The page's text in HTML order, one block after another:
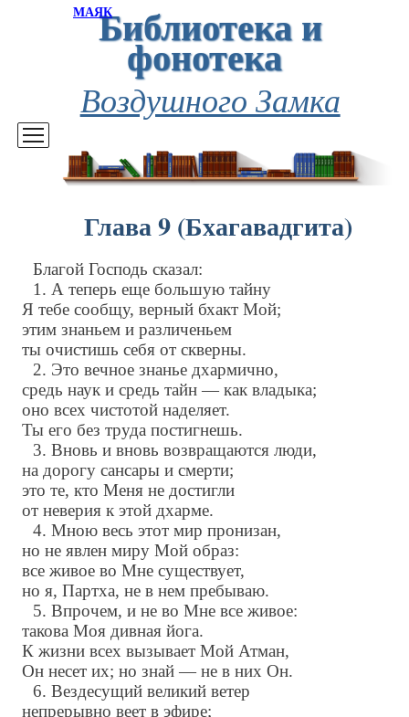
МАЯКБиблиотека и
фонотека
Воздушного Замка
Глава 9 (Бхагавадгита)
Благой Господь сказал:
1. А теперь еще большую тайну
Я тебе сообщу, верный бхакт Мой;
этим знаньем и различеньем
ты очистишь себя от скверны.
2. Это вечное знанье дхармично,
средь наук и средь тайн — как владыка;
оно всех чистотой наделяет.
Ты его без труда постигнешь.
3. Вновь и вновь возвращаются люди,
на дорогу сансары и смерти;
это те, кто Меня не достигли
от неверия к этой дхарме.
4. Мною весь этот мир пронизан,
но не явлен миру Мой образ:
все живое во Мне существует,
но я, Партха, не в нем пребываю.
5. Впрочем, и не во Мне все живое:
такова Моя дивная йога.
К жизни всех вызывает Мой Атман,
Он несет их; но знай — не в них Он.
6. Вездесущий великий ветер
непрерывно веет в эфире;